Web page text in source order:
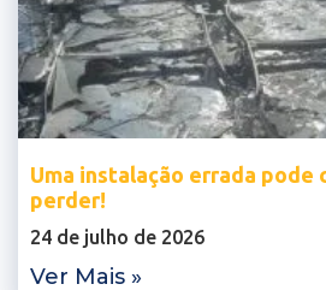
Uma instalação errada pode
perder!
24 de julho de 2026
Ver Mais »